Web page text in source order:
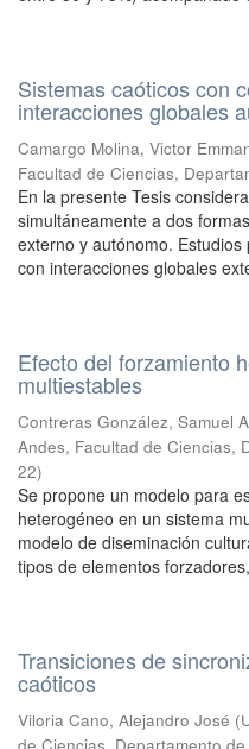
Sistemas caóticos con
interacciones globales
Camargo Molina, Victor
Facultad de Ciencias,
En la presente Tesis
simultáneamente a dos
externo y autónomo.
con interacciones globales
Efecto del forzamiento
multiestables
Contreras González, Samuel
Andes, Facultad de Ciencias,
22)
Se propone un modelo para
heterogéneo en un sistema
modelo de diseminación
tipos de elementos
Transiciones de
caóticos
Viloria Cano, Alejandro José (